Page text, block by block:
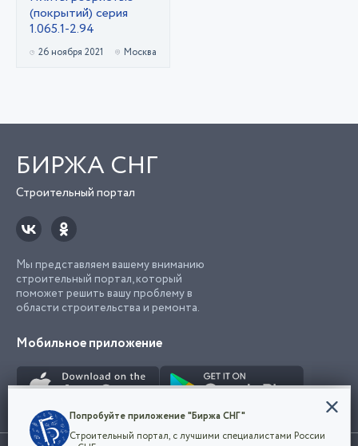
(покрытий) серия
1.065.1-2.94
26 ноября 2021 Москва
БИРЖА СНГ
Строительный портал
Мы представляем вашему вниманию
строительный портал, который
поможет решить вашу проблему в
области строительства и ремонта.
Мобильное приложение
Конфиденциальность
Мы используем файлы cookie, чтобы сделать
Попробуйте приложение "Биржа СНГ"
Строительный портал, с лучшими специалистами России